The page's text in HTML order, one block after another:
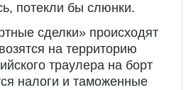
потекли бы слюнки.
сделки» происходят
на территорию
траулера на борт
налоги и таможенные